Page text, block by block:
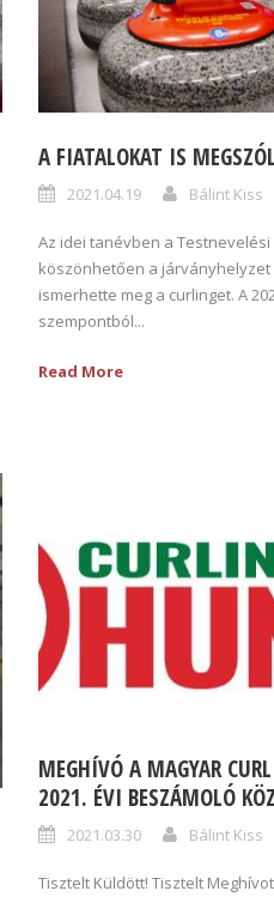
A FIATALOKAT IS
2021.04.19 Bálint Kiss
Az idei tanévben a
köszönhetően a
ismerhette meg a curlinget. A
szempontból...
Read More
MEGHÍVÓ A MAGYAR
2021. ÉVI BESZÁMOLÓ
2021.03.30 Bálint Kiss
Tisztelt Küldött! Tisztelt